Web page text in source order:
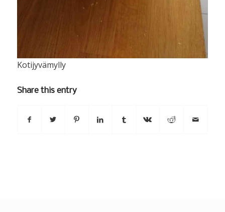
Kotijyvämylly
Share this entry